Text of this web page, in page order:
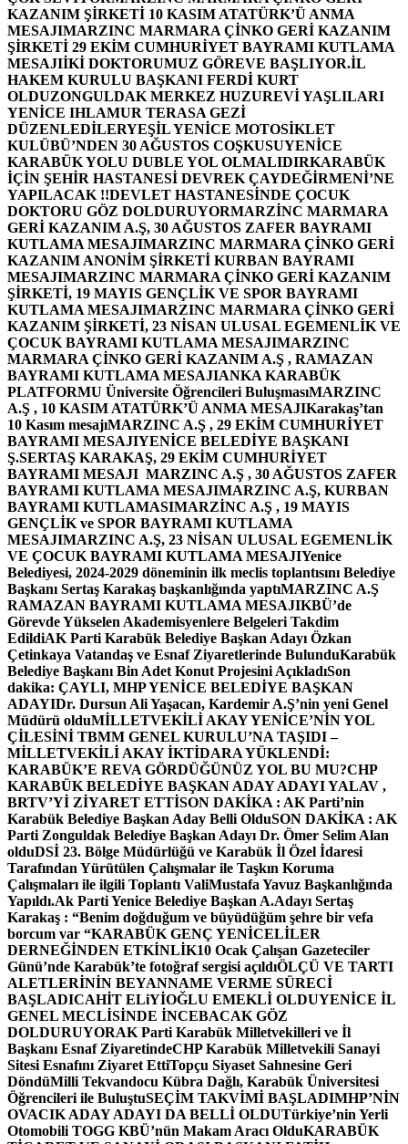
KAZANIM ŞİRKETİ 10 KASIM ATATÜRK’Ü ANMA
MESAJIMARZINC MARMARA ÇİNKO GERİ KAZANIM
ŞİRKETİ 29 EKİM CUMHURİYET BAYRAMI KUTLAMA
MESAJIİKİ DOKTORUMUZ GÖREVE BAŞLIYOR.İL
HAKEM KURULU BAŞKANI FERDİ KURT
OLDUZONGULDAK MERKEZ HUZUREVİ YAŞLILARI
YENİCE IHLAMUR TERASA GEZİ
DÜZENLEDİLERYEŞİL YENİCE MOTOSİKLET
KULÜBÜ’NDEN 30 AĞUSTOS COŞKUSUYENİCE
KARABÜK YOLU DUBLE YOL OLMALIDIRKARABÜK
İÇİN ŞEHİR HASTANESİ DEVREK ÇAYDEĞİRMENİ’NE
YAPILACAK !!DEVLET HASTANESİNDE ÇOCUK
DOKTORU GÖZ DOLDURUYORMARZİNC MARMARA
GERİ KAZANIM A.Ş, 30 AĞUSTOS ZAFER BAYRAMI
KUTLAMA MESAJIMARZINC MARMARA ÇİNKO GERİ
KAZANIM ANONİM ŞİRKETİ KURBAN BAYRAMI
MESAJIMARZINC MARMARA ÇİNKO GERİ KAZANIM
ŞİRKETİ, 19 MAYIS GENÇLİK VE SPOR BAYRAMI
KUTLAMA MESAJIMARZINC MARMARA ÇİNKO GERİ
KAZANIM ŞİRKETİ, 23 NİSAN ULUSAL EGEMENLİK VE
ÇOCUK BAYRAMI KUTLAMA MESAJIMARZINC
MARMARA ÇİNKO GERİ KAZANIM A.Ş , RAMAZAN
BAYRAMI KUTLAMA MESAJIANKA KARABÜK
PLATFORMU Üniversite Öğrencileri BuluşmasıMARZINC
A.Ş , 10 KASIM ATATÜRK’Ü ANMA MESAJIKarakaş’tan
10 Kasım mesajıMARZINC A.Ş , 29 EKİM CUMHURİYET
BAYRAMI MESAJIYENİCE BELEDİYE BAŞKANI
Ş.SERTAŞ KARAKAŞ, 29 EKİM CUMHURİYET
BAYRAMI MESAJI MARZINC A.Ş , 30 AĞUSTOS ZAFER
BAYRAMI KUTLAMA MESAJIMARZINC A.Ş, KURBAN
BAYRAMI KUTLAMASIMARZİNC A.Ş , 19 MAYIS
GENÇLİK ve SPOR BAYRAMI KUTLAMA
MESAJIMARZINC A.Ş, 23 NİSAN ULUSAL EGEMENLİK
VE ÇOCUK BAYRAMI KUTLAMA MESAJIYenice
Belediyesi, 2024-2029 döneminin ilk meclis toplantısını Belediye
Başkanı Sertaş Karakaş başkanlığında yaptıMARZINC A.Ş
RAMAZAN BAYRAMI KUTLAMA MESAJIKBÜ’de
Görevde Yükselen Akademisyenlere Belgeleri Takdim
EdildiAK Parti Karabük Belediye Başkan Adayı Özkan
Çetinkaya Vatandaş ve Esnaf Ziyaretlerinde BulunduKarabük
Belediye Başkanı Bin Adet Konut Projesini AçıkladıSon
dakika: ÇAYLI, MHP YENİCE BELEDİYE BAŞKAN
ADAYIDr. Dursun Ali Yaşacan, Kardemir A.Ş’nin yeni Genel
Müdürü olduMİLLETVEKİLİ AKAY YENİCE’NİN YOL
ÇİLESİNİ TBMM GENEL KURULU’NA TAŞIDI –
MİLLETVEKİLİ AKAY İKTİDARA YÜKLENDİ:
KARABÜK’E REVA GÖRDÜĞÜNÜZ YOL BU MU?CHP
KARABÜK BELEDİYE BAŞKAN ADAY ADAYI YALAV ,
BRTV’Yİ ZİYARET ETTİSON DAKİKA : AK Parti’nin
Karabük Belediye Başkan Aday Belli OlduSON DAKİKA : AK
Parti Zonguldak Belediye Başkan Adayı Dr. Ömer Selim Alan
olduDSİ 23. Bölge Müdürlüğü ve Karabük İl Özel İdaresi
Tarafından Yürütülen Çalışmalar ile Taşkın Koruma
Çalışmaları ile ilgili Toplantı ValiMustafa Yavuz Başkanlığında
Yapıldı.Ak Parti Yenice Belediye Başkan A.Adayı Sertaş
Karakaş : “Benim doğduğum ve büyüdüğüm şehre bir vefa
borcum var “KARABÜK GENÇ YENİCELİLER
DERNEĞİNDEN ETKİNLİK10 Ocak Çalışan Gazeteciler
Günü’nde Karabük’te fotoğraf sergisi açıldıÖLÇÜ VE TARTI
ALETLERİNİN BEYANNAME VERME SÜRECİ
BAŞLADICAHİT ELiYİOĞLU EMEKLİ OLDUYENİCE İL
GENEL MECLİSİNDE İNCEBACAK GÖZ
DOLDURUYORAK Parti Karabük Milletvekilleri ve İl
Başkanı Esnaf ZiyaretindeCHP Karabük Milletvekili Sanayi
Sitesi Esnafını Ziyaret EttiTopçu Siyaset Sahnesine Geri
DöndüMilli Tekvandocu Kübra Dağlı, Karabük Üniversitesi
Öğrencileri ile BuluştuSEÇİM TAKVİMİ BAŞLADIMHP’NİN
OVACIK ADAY ADAYI DA BELLİ OLDUTürkiye’nin Yerli
Otomobili TOGG KBÜ’nün Makam Aracı OlduKARABÜK